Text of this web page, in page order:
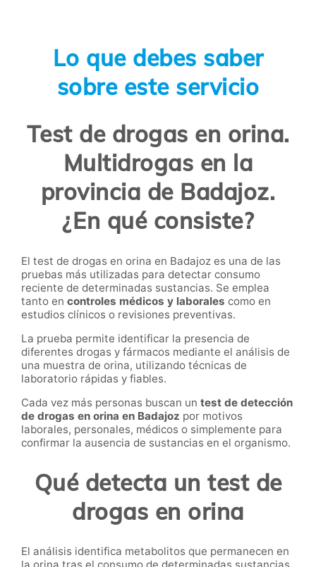
Lo que debes saber
sobre este servicio
Test de drogas en orina.
Multidrogas en la
provincia de Badajoz.
¿En qué consiste?
El test de drogas en orina en Badajoz es una de las
pruebas más utilizadas para detectar consumo
reciente de determinadas sustancias. Se emplea
tanto en controles médicos y laborales como en
estudios clínicos o revisiones preventivas.
La prueba permite identificar la presencia de
diferentes drogas y fármacos mediante el análisis de
una muestra de orina, utilizando técnicas de
laboratorio rápidas y fiables.
Cada vez más personas buscan un test de detección
de drogas en orina en Badajoz por motivos
laborales, personales, médicos o simplemente para
confirmar la ausencia de sustancias en el organismo.
Qué detecta un test de
drogas en orina
El análisis identifica metabolitos que permanecen en